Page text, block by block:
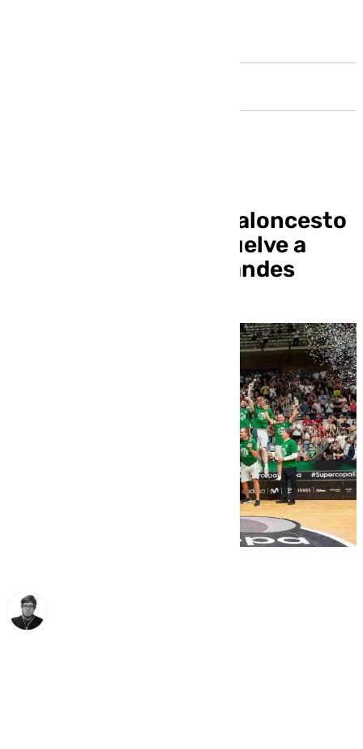
La resurrección del baloncesto
en Málaga: Unicaja vuelve a
meter miedo a los grandes